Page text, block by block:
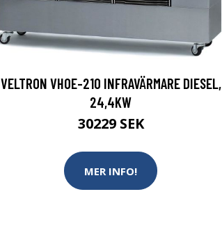
VELTRON VHOE-210 INFRAVÄRMARE DIESEL,
24,4KW
30229 SEK
MER INFO!